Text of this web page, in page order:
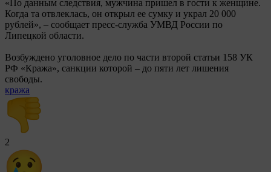
«По данным следствия, мужчина пришел в гости к женщине.
Когда та отвлеклась, он открыл ее сумку и украл 20 000
рублей», – сообщает пресс-служба УМВД России по
Липецкой области.
Возбуждено уголовное дело по части второй статьи 158 УК
РФ «Кража», санкции которой – до пяти лет лишения
свободы.
кража
2